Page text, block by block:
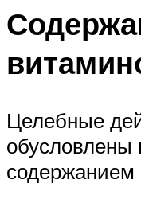
Целебные
обусловлены
содержанием